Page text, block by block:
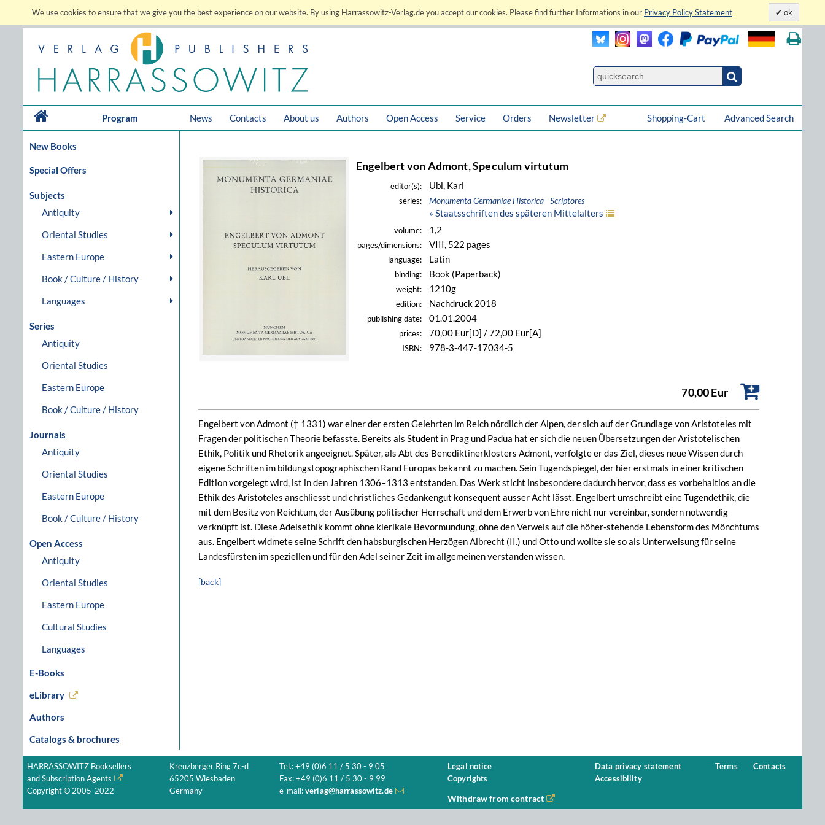
We use cookies to ensure that we give you the best experience on our website. By using Harrassowitz-Verlag.de you accept our cookies. Please find further Informations in our Privacy Policy Statement ok
Program News Contacts About us Authors Open Access Service Orders Newsletter Advanced Search
Shopping-Cart
New Books
Special Offers
Subjects
Antiquity
Oriental Studies
Eastern Europe
Book / Culture / History
Languages
Series
Antiquity
Oriental Studies
Eastern Europe
Book / Culture / History
Journals
Antiquity
Oriental Studies
Eastern Europe
Book / Culture / History
Open Access
Antiquity
Oriental Studies
Eastern Europe
Cultural Studies
Languages
E-Books
eLibrary
Authors
Catalogs & brochures
Engelbert von Admont, Speculum virtutum
editor(s): Ubl, Karl
series: Monumenta Germaniae Historica - Scriptores
» Staatsschriften des späteren Mittelalters
volume: 1,2
pages/dimensions: VIII, 522 pages
language: Latin
binding: Book (Paperback)
weight: 1210g
edition: Nachdruck 2018
publishing date: 01.01.2004
prices: 70,00 Eur[D] / 72,00 Eur[A]
ISBN: 978-3-447-17034-5
70,00 Eur
Engelbert von Admont († 1331) war einer der ersten Gelehrten im Reich nördlich der Alpen, der sich auf der Grundlage von Aristoteles mit
Fragen der politischen Theorie befasste. Bereits als Student in Prag und Padua hat er sich die neuen Übersetzungen der Aristotelischen
Ethik, Politik und Rhetorik angeeignet. Später, als Abt des Benediktinerklosters Admont, verfolgte er das Ziel, dieses neue Wissen durch
eigene Schriften im bildungstopographischen Rand Europas bekannt zu machen. Sein Tugendspiegel, der hier erstmals in einer kritischen
Edition vorgelegt wird, ist in den Jahren 1306–1313 entstanden. Das Werk sticht insbesondere dadurch hervor, dass es vorbehaltlos an die
Ethik des Aristoteles anschliesst und christliches Gedankengut konsequent ausser Acht lässt. Engelbert umschreibt eine Tugendethik, die
mit dem Besitz von Reichtum, der Ausübung politischer Herrschaft und dem Erwerb von Ehre nicht nur vereinbar, sondern notwendig
verknüpft ist. Diese Adelsethik kommt ohne klerikale Bevormundung, ohne den Verweis auf die höher-stehende Lebensform des Mönchtums
aus. Engelbert widmete seine Schrift den habsburgischen Herzögen Albrecht (II.) und Otto und wollte sie so als Unterweisung für seine
Landesfürsten im speziellen und für den Adel seiner Zeit im allgemeinen verstanden wissen.
[back]
HARRASSOWITZ Booksellers
and Subscription Agents
Copyright © 2005-2022
Kreuzberger Ring 7c-d
65205 Wiesbaden
Germany
Tel.: +49 (0)6 11 / 5 30 - 9 05
Fax: +49 (0)6 11 / 5 30 - 9 99
e-mail: verlag@harrassowitz.de
Legal notice
Copyrights
Data privacy statement
Accessibility
Terms Contacts
Withdraw from contract